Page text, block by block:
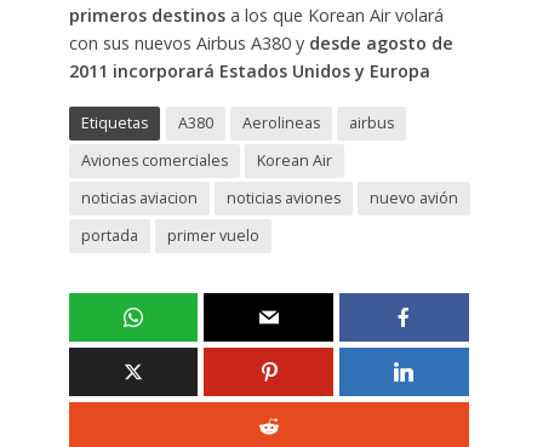
primeros destinosa los que Korean Air volará
con sus nuevos Airbus A380 y desde agosto de
2011 incorporará Estados Unidos y Europa
Etiquetas A380 Aerolineas
airbus
Aviones comerciales
Korean Air
noticias aviacion
noticias aviones
nuevo avión
portada
primer vuelo